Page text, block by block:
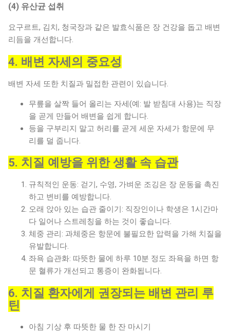
(4) 유산균 섭취
요구르트, 김치, 청국장과 같은 발효식품은 장 건강을 돕고 배변
리듬을 개선합니다.
4. 배변 자세의 중요성
배변 자세 또한 치질과 밀접한 관련이 있습니다.
무릎을 살짝 들어 올리는 자세(예: 발 받침대 사용)는 직장
을 곧게 만들어 배변을 쉽게 합니다.
등을 구부리지 말고 허리를 곧게 세운 자세가 항문에 무
리를 덜 줍니다.
5. 치질 예방을 위한 생활 속 습관
규칙적인 운동: 걷기, 수영, 가벼운 조깅은 장 운동을 촉진
하고 변비를 예방합니다.
오래 앉아 있는 습관 줄이기: 직장인이나 학생은 1시간마
다 일어나 스트레칭을 하는 것이 좋습니다.
체중 관리: 과체중은 항문에 불필요한 압력을 가해 치질을
유발합니다.
좌욕 습관화: 따뜻한 물에 하루 10분 정도 좌욕을 하면 항
문 혈류가 개선되고 통증이 완화됩니다.
6. 치질 환자에게 권장되는 배변 관리 루
틴
아침 기상 후 따뜻한 물 한 잔 마시기